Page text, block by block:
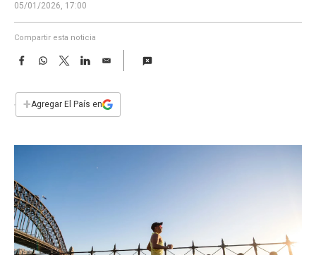
05/01/2026, 17:00
Compartir esta noticia
F
e
b
W
s
T
w
t
L
E
i
l
+Agregar El País en